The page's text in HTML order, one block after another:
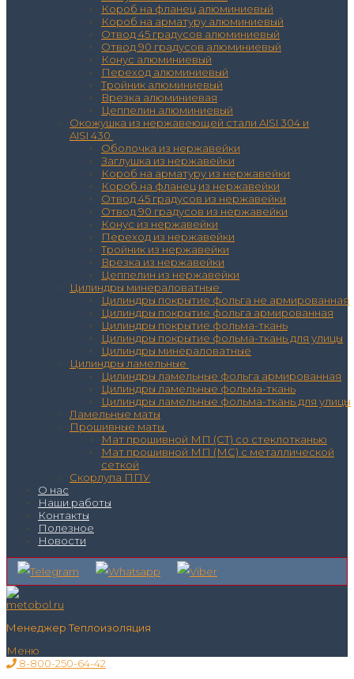
Короб на фланец алюминиевый
Короб на арматуру алюминиевый
Отвод 45 градусов алюминиевый
Отвод 90 градусов алюминиевый
Конус алюминиевый
Переход алюминиевый
Тройник алюминиевый
Врезка алюминиевая
Цеппелин алюминиевый
Окожушка из нержавеющей стали AISI 304 и
AISI 430
Оболочка из нержавейки
Заглушка из нержавейки
Короб на арматуру из нержавейки
Короб на фланец из нержавейки
Отвод 45 градусов из нержавейки
Отвод 90 градусов из нержавейки
Конус из нержавейки
Переход из нержавейки
Тройник из нержавейки
Врезка из нержавейки
Цеппелин из нержавейки
Цилиндры минераловатные
Цилиндры покрытие фольга не армированная
Цилиндры покрытие фольга армированная
Цилиндры покрытие фольма-ткань
Цилиндры покрытие фольма-ткань для улицы
Цилиндры минераловатные
Цилиндры ламельные
Цилиндры ламельные фольга армированная
Цилиндры ламельные фольма-ткань
Цилиндры ламельные фольма-ткань для улицы
Ламельные маты
Прошивные маты
Мат прошивной МП (СТ) со стеклотканью
Мат прошивной МП (МС) с металлической
сеткой
Скорлупа ППУ
О нас
Наши работы
Контакты
Полезное
Новости
Менеджер Теплоизоляция
Меню
8-800-250-64-42